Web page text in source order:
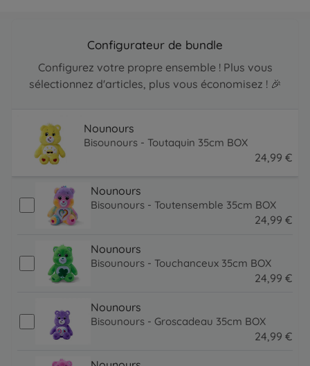
Configurateur de bundle
Configurez votre propre ensemble ! Plus vous
sélectionnez d'articles, plus vous économisez ! 🎉
Nounours
Bisounours - Toutaquin 35cm BOX
24,99 €
Nounours
Bisounours - Toutensemble 35cm BOX
24,99 €
Nounours
Bisounours - Touchanceux 35cm BOX
24 99 €
Nounours
Bisounours - Groscadeau 35cm BOX
24 99 €